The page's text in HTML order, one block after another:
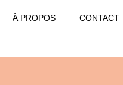
À PROPOS CONTACT